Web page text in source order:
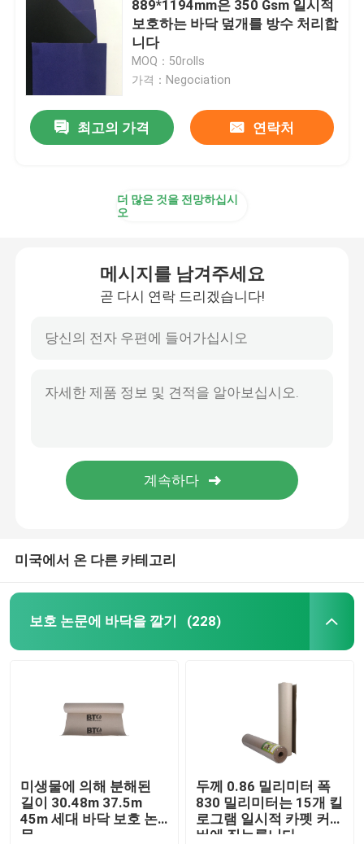
검사 라이너 논문
석고 석고 분말
일시적 바닥 보호
889*1194mm은 350 Gsm 일시적
보호하는 바닥 덮개를 방수 처리합
니다
MOQ：50rolls
가격：Negociation
최고의 가격 연락처
더 많은 것을 전망하십시
오
메시지를 남겨주세요
곧 다시 연락 드리겠습니다!
미국에서 온 다른 카테고리
보호 논문에 바닥을 깔기 (228)
미생물에 의해 분해된
길이 30.48m 37.5m
45m 세대 바닥 보호 논
문
두께 0.86 밀리미터 폭
830 밀리미터는 15개 킬
로그램 일시적 카펫 커
버에 짓누릅니다